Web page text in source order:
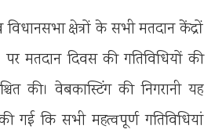
क्षेत्रों के सभी मतदान केंद्रों
मतदान दिवस की गतिविधियों की
की। वेबकास्टिंग की निगरानी यह
गई कि सभी महत्वपूर्ण गतिविधियां